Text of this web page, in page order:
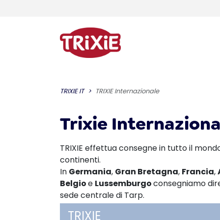
TRIXIE IT TRIXIE Internazionale
Trixie
TRIXIE effettua consegne in tutto il
continenti.
In Germania, Gran Bretagna, Francia,
Belgioe Lussemburgoconsegniamo
sede centrale di Tarp.
TRIXIE